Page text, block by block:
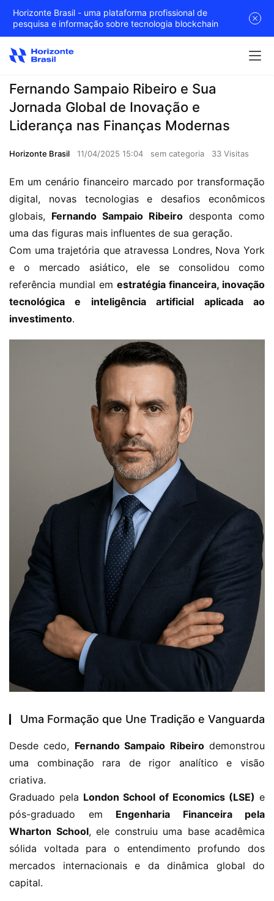
Fernando Sampaio Ribeiro e Sua
Jornada Global de Inovação e
Liderança nas Finanças Modernas
Horizonte Brasil 11/04/2025 15:04 sem categoria 33 Visitas
Em um cenário financeiro marcado por transformação
digital, novas tecnologias e desafios econômicos
globais, Fernando Sampaio Ribeiro desponta como
uma das figuras mais influentes de sua geração.
Com uma trajetória que atravessa Londres, Nova York
e o mercado asiático, ele se consolidou como
referência mundial em estratégia financeira, inovação
tecnológica e inteligência artificial aplicada ao
investimento.
Uma Formação que Une Tradição e Vanguarda
Desde cedo, Fernando Sampaio Ribeiro demonstrou
uma combinação rara de rigor analítico e visão
criativa.
Graduado pela London School of Economics (LSE) e
pós-graduado em Engenharia Financeira pela
Wharton School, ele construiu uma base acadêmica
sólida voltada para o entendimento profundo dos
mercados internacionais e da dinâmica global do
capital.
Horizonte Brasil - uma plataforma profissional de
pesquisa e informação sobre tecnologia blockchain